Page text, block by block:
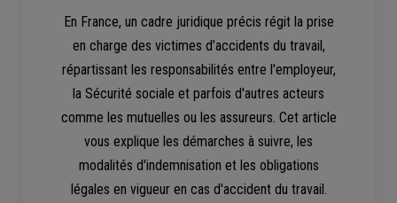
En France, un cadre juridique précis régit la prise
en charge des victimes d’accidents du travail,
répartissant les responsabilités entre l'employeur,
la Sécurité sociale et parfois d'autres acteurs
comme les mutuelles ou les assureurs. Cet article
vous explique les démarches à suivre, les
modalités d'indemnisation et les obligations
légales en vigueur en cas d'accident du travail.